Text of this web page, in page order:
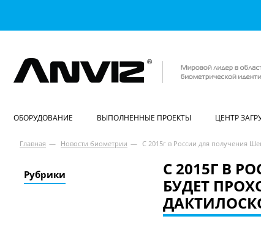
ОБОРУДОВАНИЕ ВЫПОЛНЕННЫЕ ПРОЕКТЫ ЦЕНТР
Главная — Новости биометрии — C 2015г в России для получения
Рубрики
C 2015Г В
БУДЕТ